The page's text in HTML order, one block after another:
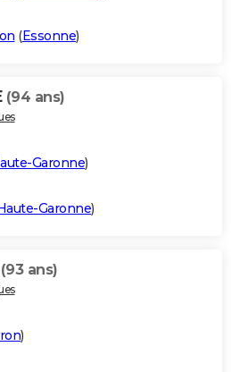
(Essonne)
(94 ans)
Garonne)
Garonne)
(93 ans)
)